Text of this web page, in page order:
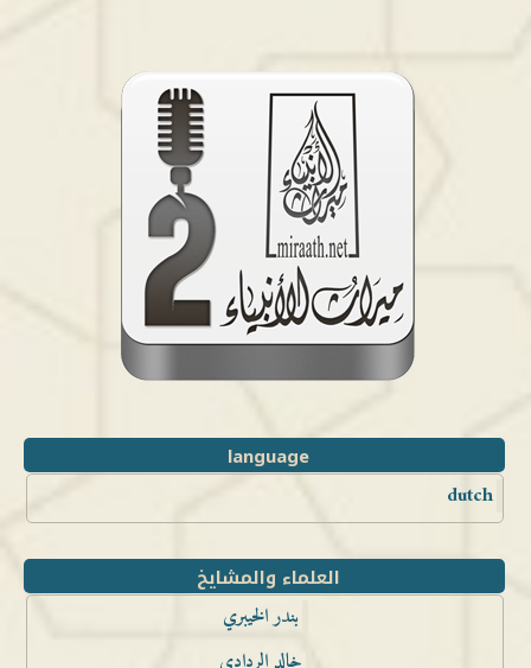
language
dutch
العلماء والمشايخ
بندر الخيبري